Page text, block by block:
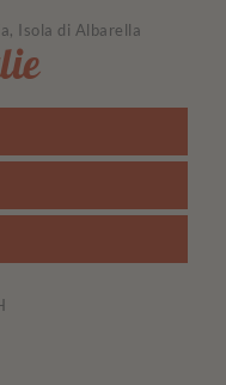
Isola di Albarella